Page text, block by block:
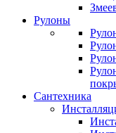
Рулоны
Сантехника